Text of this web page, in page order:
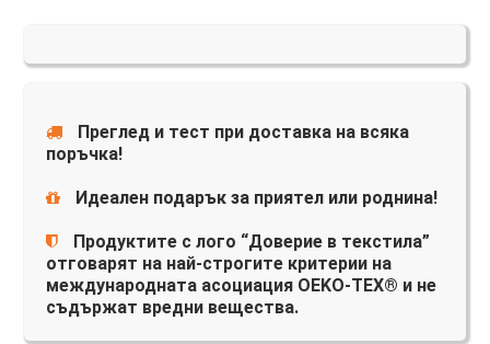
Преглед и тест при доставка на всяка
поръчка!
Идеален подарък за приятел или роднина!
Продуктите с лого “Доверие в текстила”
отговарят на най-строгите критерии на
международната асоциация OEKO-TEX® и не
съдържат вредни вещества.